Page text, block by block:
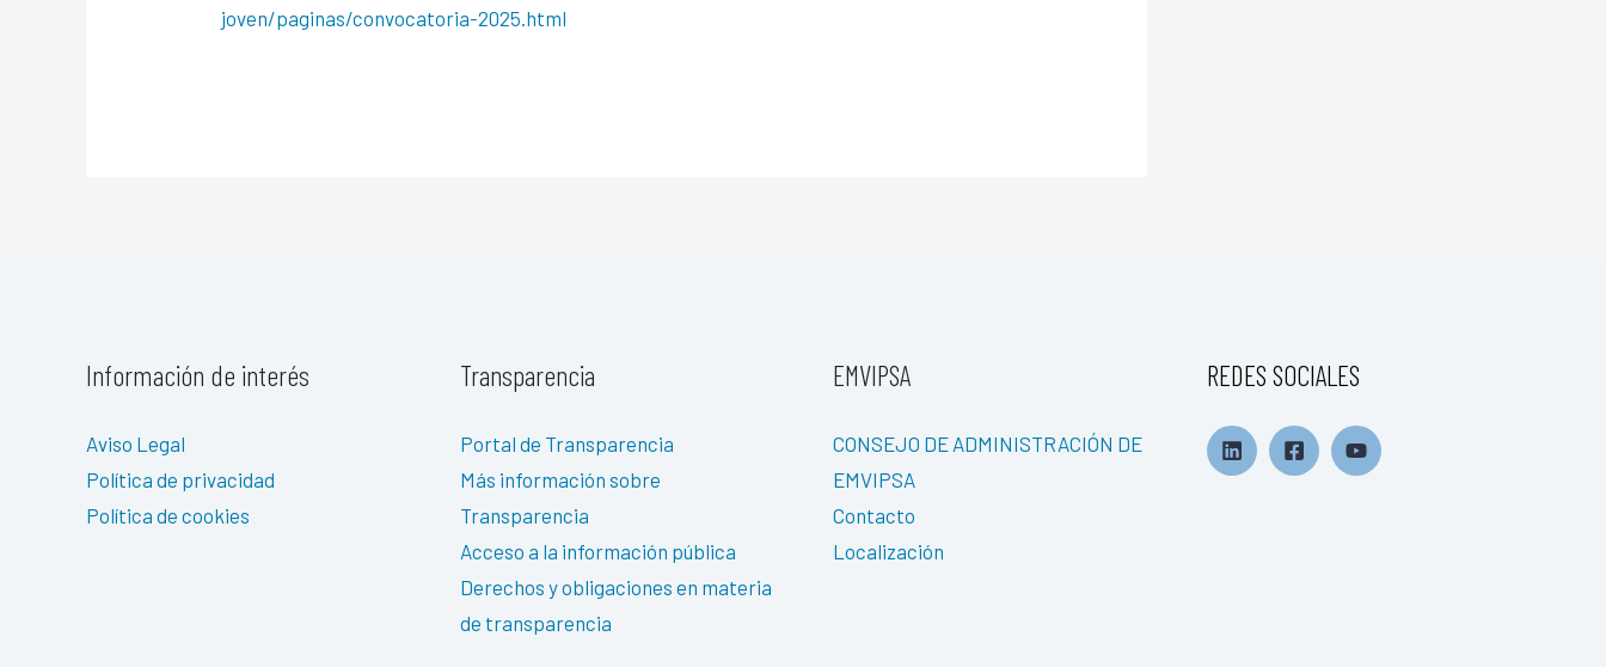
joven/paginas/convocatoria-2025.html
Información de interés
Aviso Legal
Política de privacidad
Política de cookies
Transparencia
Portal de Transparencia
Más información sobre
Transparencia
Acceso a la información pública
Derechos y obligaciones en materia
de transparencia
EMVIPSA
CONSEJO DE ADMINISTRACIÓN DE
EMVIPSA
Contacto
Localización
REDES SOCIALES